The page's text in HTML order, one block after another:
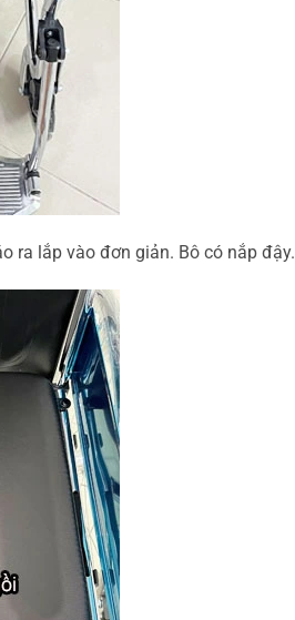
ra lắp vào đơn giản. Bô có nắp đậy.